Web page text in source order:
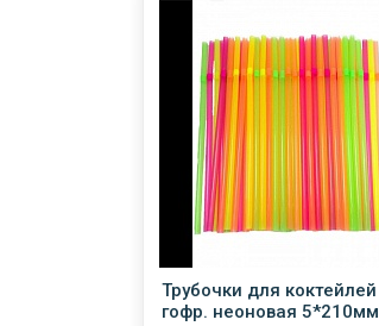
Трубочки для коктейлей
гофр. неоновая 5*210мм